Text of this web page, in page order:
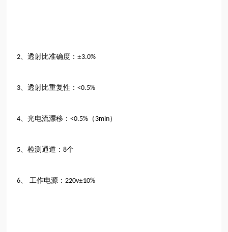
2 、透射比准确度：±3.0%
3 、透射比重复性：<0.5%
4 、光电流漂移：<0.5% （ 3min）
5 、检测通道：8个
6 、 工作电源： 220v±10%